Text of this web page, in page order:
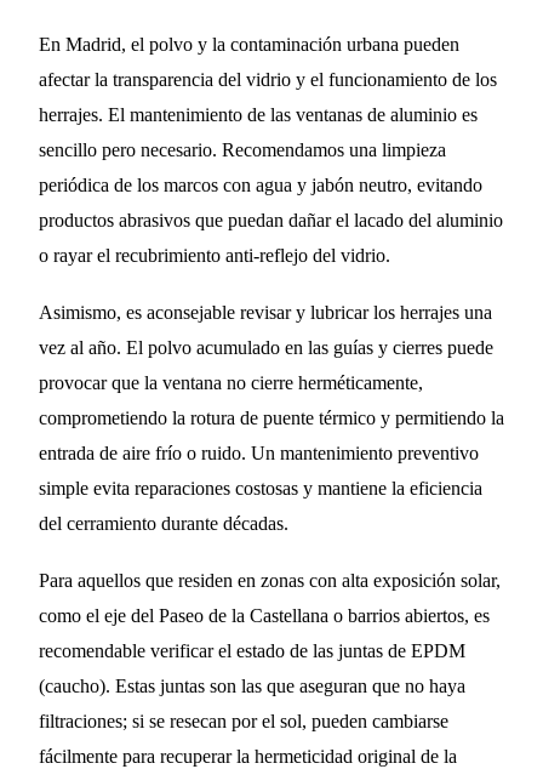
En Madrid, el polvo y la contaminación urbana pueden
afectar la transparencia del vidrio y el funcionamiento de los
herrajes. El mantenimiento de las ventanas de aluminio es
sencillo pero necesario. Recomendamos una limpieza
periódica de los marcos con agua y jabón neutro, evitando
productos abrasivos que puedan dañar el lacado del aluminio
o rayar el recubrimiento anti-reflejo del vidrio.
Asimismo, es aconsejable revisar y lubricar los herrajes una
vez al año. El polvo acumulado en las guías y cierres puede
provocar que la ventana no cierre herméticamente,
comprometiendo la rotura de puente térmico y permitiendo la
entrada de aire frío o ruido. Un mantenimiento preventivo
simple evita reparaciones costosas y mantiene la eficiencia
del cerramiento durante décadas.
Para aquellos que residen en zonas con alta exposición solar,
como el eje del Paseo de la Castellana o barrios abiertos, es
recomendable verificar el estado de las juntas de EPDM
(caucho). Estas juntas son las que aseguran que no haya
filtraciones; si se resecan por el sol, pueden cambiarse
fácilmente para recuperar la hermeticidad original de la